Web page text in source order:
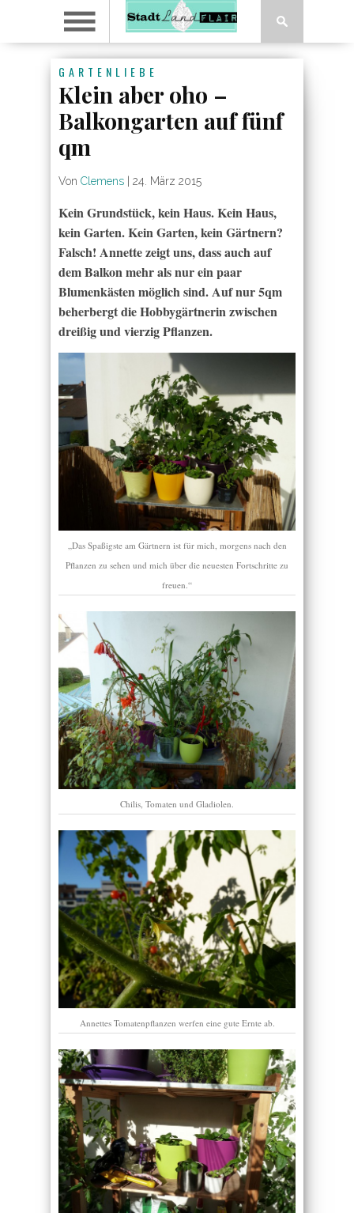
GARTENLIEBE
Klein aber oho –
Balkongarten auf fünf
qm
Von Clemens 24. März 2015
Kein Grundstück, kein Haus. Kein Haus,
kein Garten. Kein Garten, kein Gärtnern?
Falsch! Annette zeigt uns, dass auch auf
dem Balkon mehr als nur ein paar
Blumenkästen möglich sind. Auf nur 5qm
beherbergt die Hobbygärtnerin zwischen
dreißig und vierzig Pflanzen.
„Das Spaßigste am Gärtnern ist für mich, morgens nach den
Pflanzen zu sehen und mich über die neuesten Fortschritte zu
freuen.“
Chilis, Tomaten und Gladiolen.
Annettes Tomatenpflanzen werfen eine gute Ernte ab.